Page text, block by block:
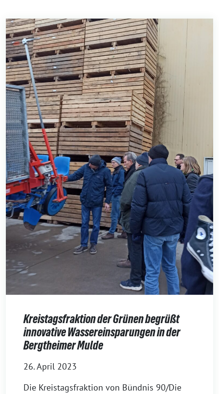
Kreistagsfraktion der Grünen begrüßt
innovative Wassereinsparungen in der
Bergtheimer Mulde
26. April 2023
Die Kreistagsfraktion von Bündnis 90/Die